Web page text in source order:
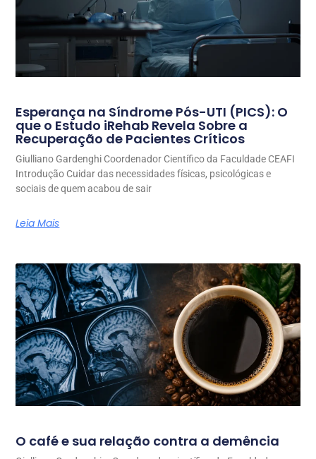
Esperança na Síndrome Pós-UTI (PICS): O
que o Estudo iRehab Revela Sobre a
Recuperação de Pacientes Críticos
Giulliano Gardenghi Coordenador Científico da Faculdade CEAFI
Introdução Cuidar das necessidades físicas, psicológicas e
sociais de quem acabou de sair
Leia Mais
O café e sua relação contra a demência